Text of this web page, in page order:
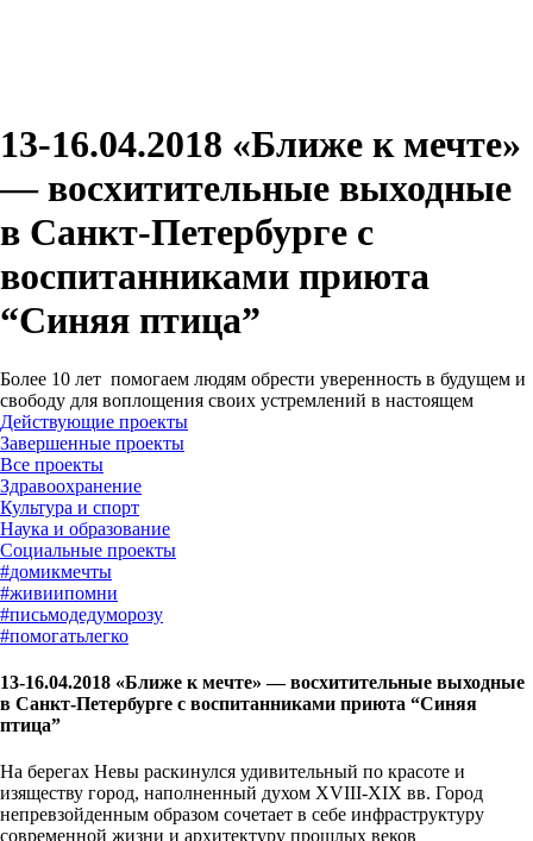
13-16.04.2018 «Ближе к мечте»
— восхитительные выходные
в Санкт-Петербурге с
воспитанниками приюта
“Синяя птица”
Более 10 лет помогаем людям обрести уверенность в будущем и
свободу для воплощения своих устремлений в настоящем
Действующие проекты
Завершенные проекты
#домикмечты
#живиипомни
#письмодедуморозу
#помогатьлегко
13-16.04.2018 «Ближе к мечте» — восхитительные выходные
в Санкт-Петербурге с воспитанниками приюта “Синяя
птица”
На берегах Невы раскинулся удивительный по красоте и
изяществу город, наполненный духом XVIII-XIX вв. Город
непревзойденным образом сочетает в себе инфраструктуру
современной жизни и архитектуру прошлых веков